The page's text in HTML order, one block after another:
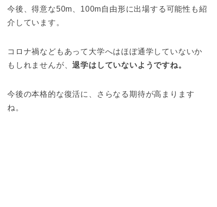
今後、得意な50m、100m自由形に出場する可能性も紹
介しています。
コロナ禍などもあって大学へはほぼ通学していないか
もしれませんが、退学はしていないようですね。
今後の本格的な復活に、さらなる期待が高まります
ね。